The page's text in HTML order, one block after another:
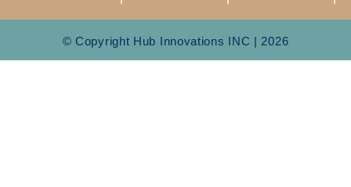
© Copyright Hub Innovations INC | 2026